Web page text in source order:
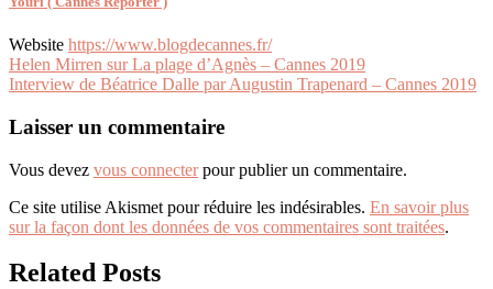
Website https://www.blogdecannes.fr/
Navigation
de
l’article
Helen Mirren sur La plage d’Agnès – Cannes 2019
Interview de Béatrice Dalle par Augustin Trapenard – Cannes 2019
Laisser un commentaire
Vous devez vous connecterpour publier un commentaire.
Ce site utilise Akismet pour réduire les indésirables. En savoir plus
sur la façon dont les données de vos commentaires sont traitées.
Related Posts